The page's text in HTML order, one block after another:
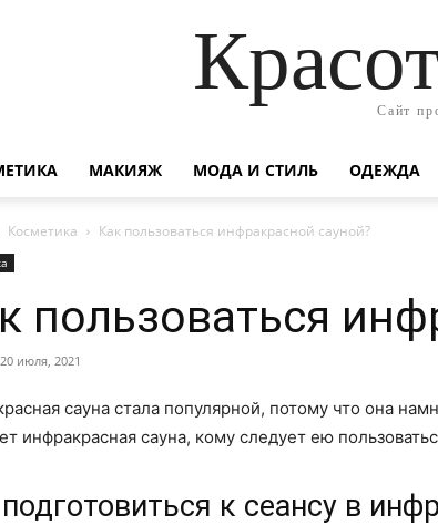
Сайт
МАКИЯЖ МОДА И СТИЛЬ ОДЕЖДА
Косметика Как пользоваться инфракрасной сауной?
пользоваться
20 июля, 2021
сауна стала популярной, потому что она
инфракрасная сауна, кому следует ею
к сеансу в